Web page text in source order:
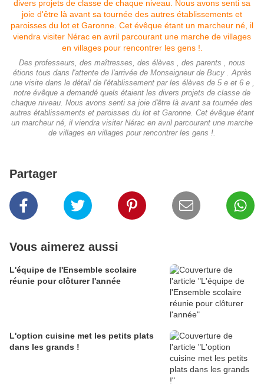
Des professeurs, des maîtresses, des élèves , des parents , nous
étions tous dans l'attente de l'arrivée de Monseigneur de Bucy . Après
une visite dans le détail de l'établissement par les élèves de 5 e et 6 e ,
notre évêque a demandé quels étaient les divers projets de classe de
chaque niveau. Nous avons senti sa joie d'être là avant sa tournée des
autres établissements et paroisses du lot et Garonne. Cet évêque étant
un marcheur né, il viendra visiter Nérac en avril parcourant une marche
de villages en villages pour rencontrer les gens !.
Partager
Vous aimerez aussi
L'équipe de l'Ensemble scolaire
réunie pour clôturer l'année
L'option cuisine met les petits plats
dans les grands !